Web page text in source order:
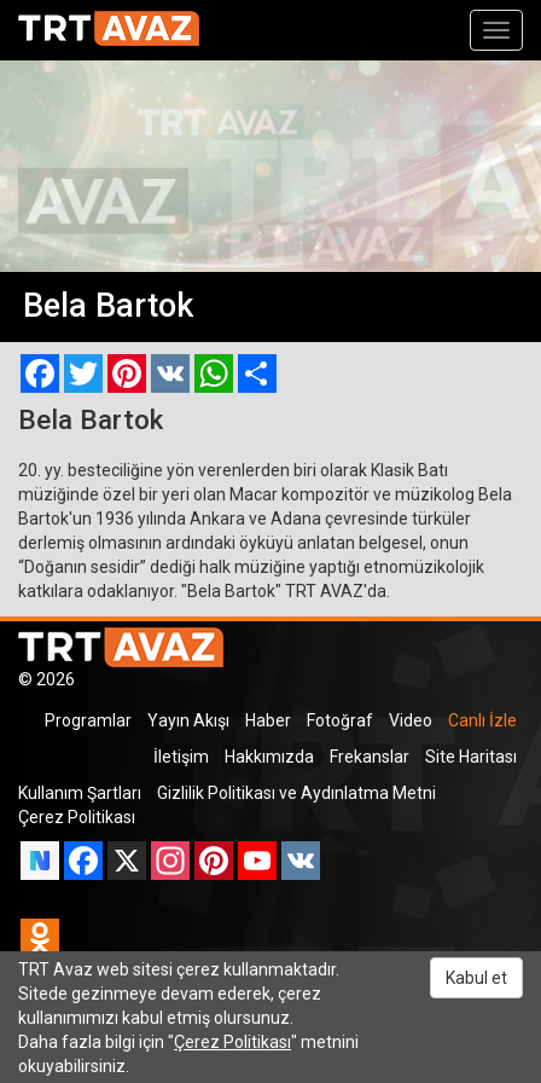
Bela Bartok
FacebookTwitterPinterest
VK WhatsApp
Bela Bartok
20. yy. besteciliğine yön verenlerden biri olarak Klasik Batı
müziğinde özel bir yeri olan Macar kompozitör ve müzikolog Bela
Bartok'un 1936 yılında Ankara ve Adana çevresinde türküler
derlemiş olmasının ardındaki öyküyü anlatan belgesel, onun
“Doğanın sesidir” dediği halk müziğine yaptığı etnomüzikolojik
katkılara odaklanıyor. "Bela Bartok" TRT AVAZ'da.
© 2026
Programlar Yayın Akışı Haber Fotoğraf Video
Canlı İzle
İletişim
Hakkımızda Frekanslar
Site Haritası
Kullanım Şartları
Gizlilik Politikası ve Aydınlatma Metni
Çerez Politikası
Facebook
X InstagramPinterestYouTube
TRT Avaz web sitesi çerez kullanmaktadır.
Sitede gezinmeye devam ederek, çerez
kullanımımızı kabul etmiş olursunuz.
Daha fazla bilgi için "Çerez Politikası" metnini
okuyabilirsiniz.
Kabul et